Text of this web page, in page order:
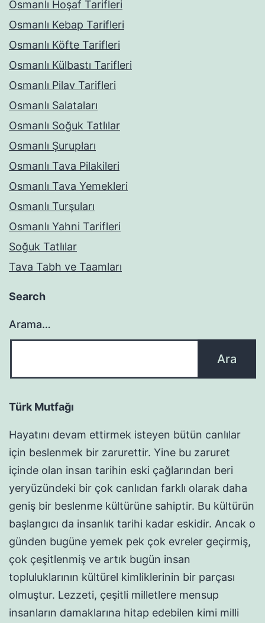
Osmanlı Hoşaf Tarifleri
Osmanlı Kebap Tarifleri
Osmanlı Köfte Tarifleri
Osmanlı Külbastı Tarifleri
Osmanlı Pilav Tarifleri
Osmanlı Salataları
Osmanlı Soğuk Tatlılar
Osmanlı Şurupları
Osmanlı Tava Pilakileri
Osmanlı Tava Yemekleri
Osmanlı Turşuları
Osmanlı Yahni Tarifleri
Soğuk Tatlılar
Tava Tabh ve Taamları
Search
Arama…
Türk Mutfağı
Hayatını devam ettirmek isteyen bütün canlılar
için beslenmek bir zarurettir. Yine bu zaruret
içinde olan insan tarihin eski çağlarından beri
yeryüzündeki bir çok canlıdan farklı olarak daha
geniş bir beslenme kültürüne sahiptir. Bu kültürün
başlangıcı da insanlık tarihi kadar eskidir. Ancak o
günden bugüne yemek pek çok evreler geçirmiş,
çok çeşitlenmiş ve artık bugün insan
topluluklarının kültürel kimliklerinin bir parçası
olmuştur. Lezzeti, çeşitli milletlere mensup
insanların damaklarına hitap edebilen kimi milli